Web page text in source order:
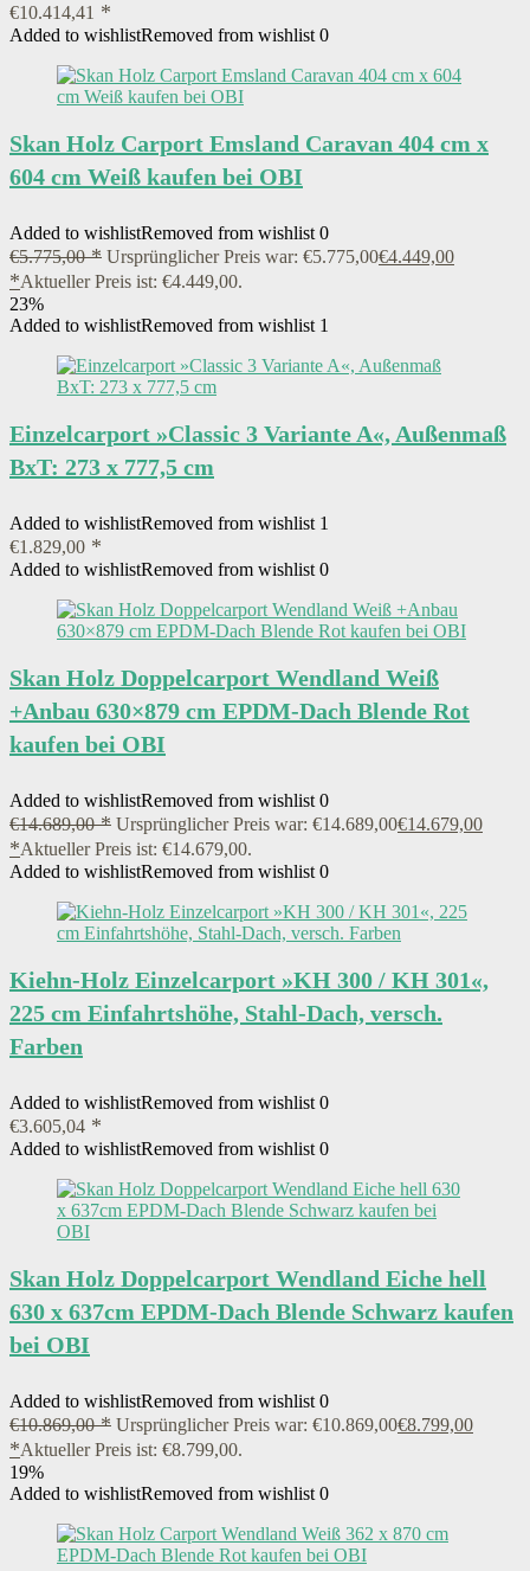
€10.414,41
Added to wishlistRemoved from wishlist 0
Skan Holz Carport Emsland Caravan 404 cm x
604 cm Weiß kaufen bei OBI
Added to wishlistRemoved from wishlist 0
€5.775,00 Ursprünglicher Preis war: €5.775,00€4.449,00
Aktueller Preis ist: €4.449,00.
23%
Added to wishlistRemoved from wishlist 1
Einzelcarport »Classic 3 Variante A«, Außenmaß
BxT: 273 x 777,5 cm
Added to wishlistRemoved from wishlist 1
€1.829,00
Added to wishlistRemoved from wishlist 0
Skan Holz Doppelcarport Wendland Weiß
+Anbau 630×879 cm EPDM-Dach Blende Rot
kaufen bei OBI
Added to wishlistRemoved from wishlist 0
€14.689,00 Ursprünglicher Preis war: €14.689,00€14.679,00
Aktueller Preis ist: €14.679,00.
Added to wishlistRemoved from wishlist 0
Kiehn-Holz Einzelcarport »KH 300 / KH 301«,
225 cm Einfahrtshöhe, Stahl-Dach, versch.
Farben
Added to wishlistRemoved from wishlist 0
€3.605,04
Added to wishlistRemoved from wishlist 0
Skan Holz Doppelcarport Wendland Eiche hell
630 x 637cm EPDM-Dach Blende Schwarz kaufen
bei OBI
Added to wishlistRemoved from wishlist 0
€10.869,00 Ursprünglicher Preis war: €10.869,00€8.799,00
Aktueller Preis ist: €8.799,00.
19%
Added to wishlistRemoved from wishlist 0